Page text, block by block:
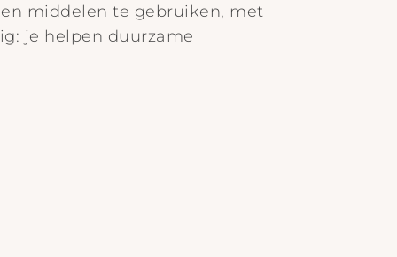
middelen te gebruiken, met
je helpen duurzame